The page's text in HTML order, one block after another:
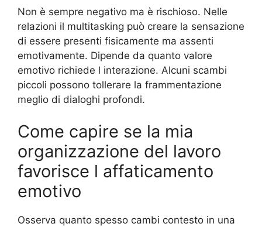
Non è sempre negativo ma è rischioso. Nelle
relazioni il multitasking può creare la sensazione
di essere presenti fisicamente ma assenti
emotivamente. Dipende da quanto valore
emotivo richiede l interazione. Alcuni scambi
piccoli possono tollerare la frammentazione
meglio di dialoghi profondi.
Come capire se la mia
organizzazione del lavoro
favorisce l affaticamento
emotivo
Osserva quanto spesso cambi contesto in una